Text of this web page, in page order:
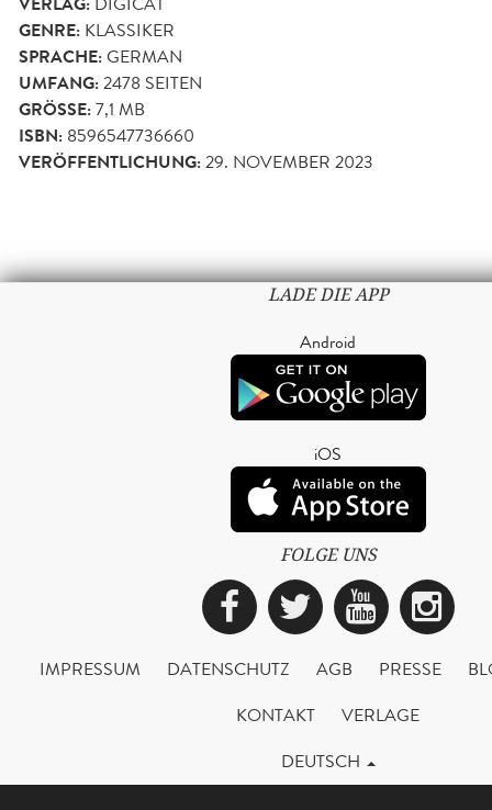
GENRE: KLASSIKER
SPRACHE:GERMAN
UMFANG:2478 SEITEN
GRÖSSE: 7,1 MB
ISBN: 8596547736660
VERÖFFENTLICHUNG:29. NOVEMBER 2023
LADE DIE APP
Android
iOS
FOLGE UNS
Facebook
Twitter
IMPRESSUM DATENSCHUTZ AGB PRESSE
KONTAKT
VERLAGE
DEUTSCH